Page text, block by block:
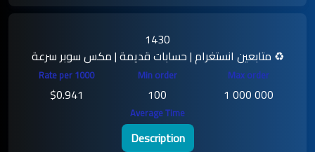
1430
متابعين انستغرام | حسابات قديمة | مكس سوبر سرعة ♻️
$0.941
100 1 000 000
Description